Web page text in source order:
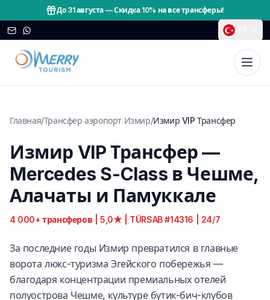
До 31 августа —Скидка 10% на все трансферы!
Главная/Трансфер аэропорт Измир/Измир VIP Трансфер
Измир VIP Трансфер —
Mercedes S-Class в Чешме,
Алачаты и Памуккале
4 000+ трансферов | 5,0★ | TÜRSAB #14316 | 24/7
За последние годы Измир превратился в главные
ворота люкс-туризма Эгейского побережья —
благодаря концентрации премиальных отелей
полуострова Чешме, культуре бутик-бич-клубов